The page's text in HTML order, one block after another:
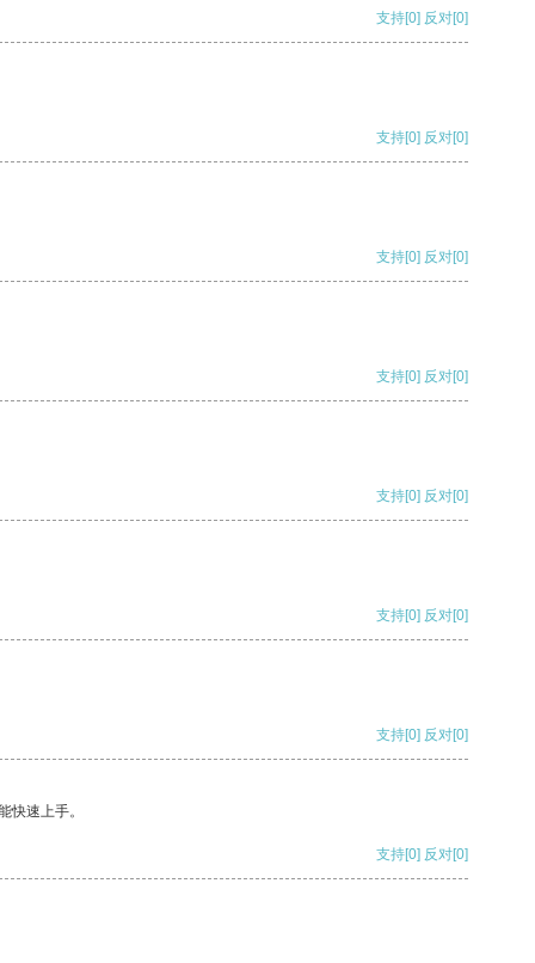
支持[0] 反对[0]
支持[0] 反对[0]
支持[0] 反对[0]
支持[0] 反对[0]
支持[0] 反对[0]
支持[0] 反对[0]
支持[0] 反对[0]
快速上手。
支持[0] 反对[0]